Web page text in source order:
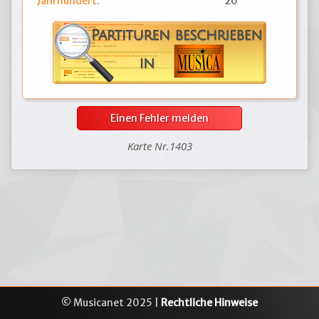
Einen Fehler melden
Karte Nr.1403
© Musicanet 2025 | Rechtliche Hinweise